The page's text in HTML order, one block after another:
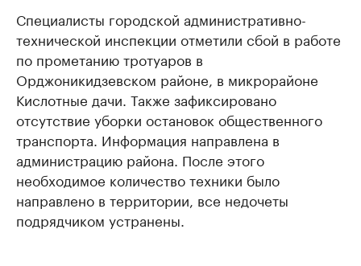
Специалисты городской административно-
технической инспекции отметили сбой в работе
по прометанию тротуаров в
Орджоникидзевском районе, в микрорайоне
Кислотные дачи. Также зафиксировано
отсутствие уборки остановок общественного
транспорта. Информация направлена в
администрацию района. После этого
необходимое количество техники было
направлено в территории, все недочеты
подрядчиком устранены.